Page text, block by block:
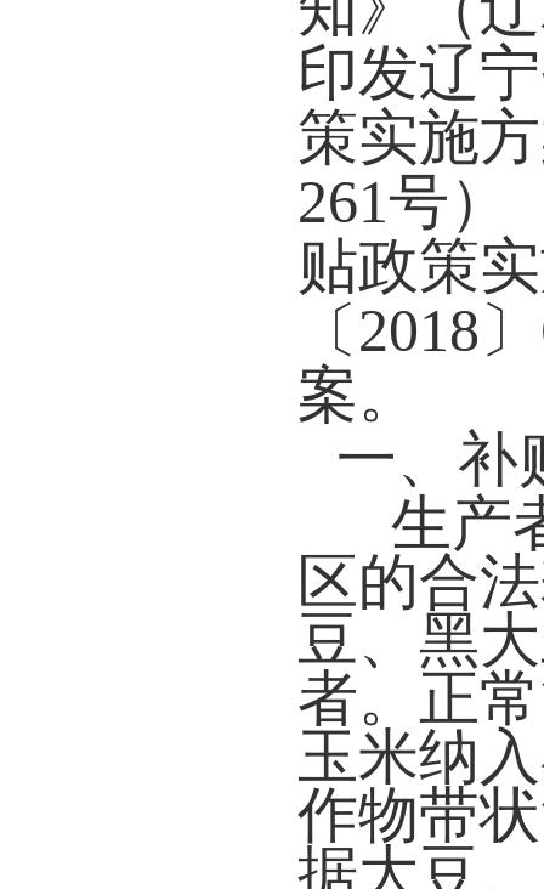
印发辽
策实施
261号）
贴政策
〔2018
案。
一、补
生产
区的合
豆、黑
者。正
玉米纳
作物带
据大豆